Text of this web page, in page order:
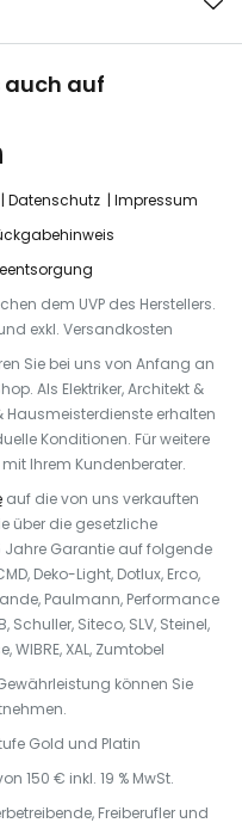
auch auf
Datenschutz
Impressum
dem UVP des Herstellers.
exkl. Versandkosten
Sie bei uns von Anfang an
Als Elektriker, Architekt &
Hausmeisterdienste erhalten
Konditionen. Für weitere
Ihrem Kundenberater.
auf die von uns verkauften
über die gesetzliche
Garantie auf folgende
Deko-Light, Dotlux, Erco,
Paulmann, Performance
Schuller, Siteco, SLV, Steinel,
XAL, Zumtobel
können Sie
Gold und Platin
150 € inkl. 19 % MwSt.
Freiberufler und